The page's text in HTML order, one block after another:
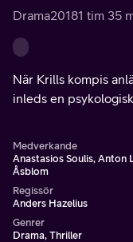
Drama20181 tim 35
När Krills kompis
inleds en
Medverkande
Anastasios Soulis, Anton
Åsblom
Regissör
Anders Hazelius
Genrer
Drama, Thriller